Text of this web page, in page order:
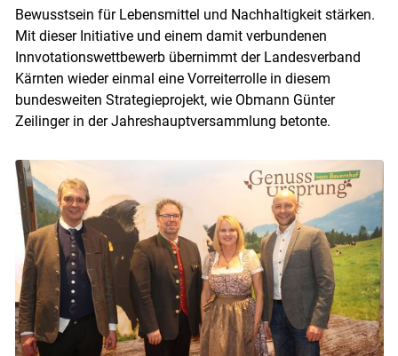
Bewusstsein für Lebensmittel und Nachhaltigkeit stärken.
Mit dieser Initiative und einem damit verbundenen
Innvotationswettbewerb übernimmt der Landesverband
Kärnten wieder einmal eine Vorreiterrolle in diesem
bundesweiten Strategieprojekt, wie Obmann Günter
Zeilinger in der Jahreshauptversammlung betonte.